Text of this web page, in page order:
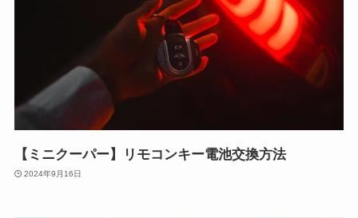
【ミニクーパー】リモコンキー電池交換方法
2024年9月16日